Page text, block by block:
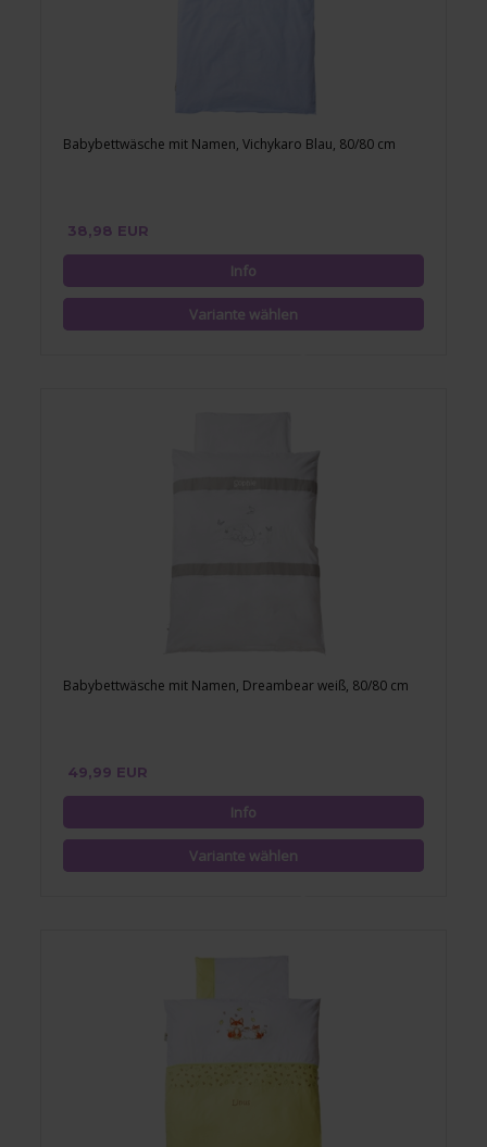
Babybettwäsche mit Namen, Vichykaro Blau, 80/80 cm
38,98 EUR
Babybettwäsche mit Namen, Dreambear weiß, 80/80 cm
49,99 EUR